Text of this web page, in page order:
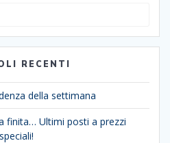
RECENTI
della settimana
finita… Ultimi posti a prezzi
speciali!